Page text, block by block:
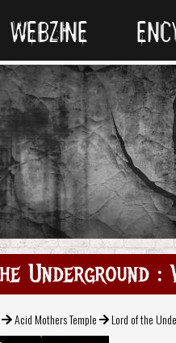
WEBZINE
Underground :
Acid Mothers Temple Lord of the